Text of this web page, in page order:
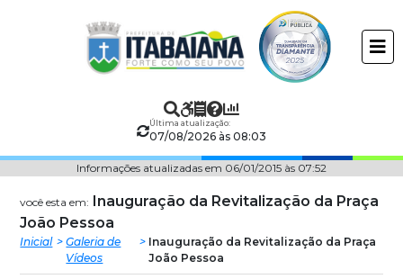
Prefeitura
Municipal
Itabaiana
Última atualização:
07/08/2026 às 08:03
Informações atualizadas em 06/01/2015 às 07:52
você esta em: Inauguração da Revitalização da Praça
João Pessoa
Inicial
Galeria de
Vídeos
Inauguração da Revitalização da Praça
João Pessoa